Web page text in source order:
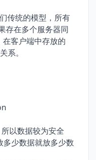
传统的模型，所有
存在多个服务器同
客户端中存放的
系。
以数据较为安全
少数据就放多少数